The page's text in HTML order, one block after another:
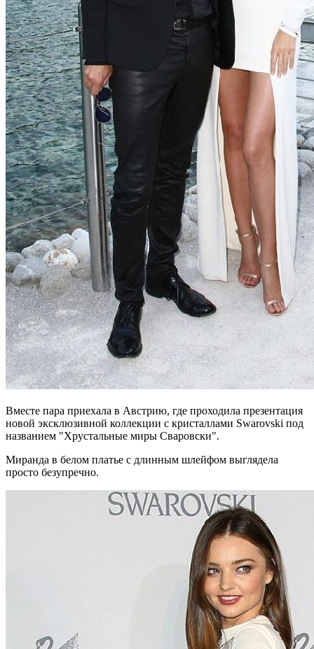
Вместе пара приехала в Австрию, где проходила презентация
новой эксклюзивной коллекции с кристаллами Swarovski под
названием "Хрустальные миры Сваровски".
Миранда в белом платье с длинным шлейфом выглядела
просто безупречно.